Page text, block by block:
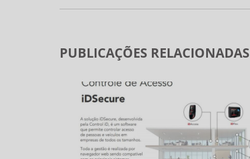
PUBLICAÇÕES RELACIONADAS